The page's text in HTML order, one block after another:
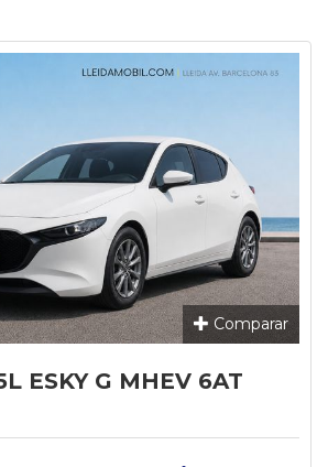
Comparar
ESKY G MHEV 6AT